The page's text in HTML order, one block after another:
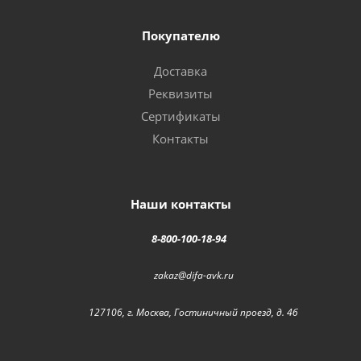
Покупателю
Доставка
Реквизиты
Сертификаты
Контакты
Наши контакты
8-800-100-18-94
zakaz@difa-avk.ru
127106, г. Москва, Гостиничный проезд, д. 4б